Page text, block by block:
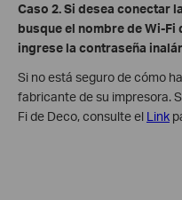
Caso 2. Si desea conectar
busque el nombre de Wi-Fi
ingrese la contraseña
Si no está seguro de cómo
fabricante de su impresora.
Fi de Deco, consulte el Link